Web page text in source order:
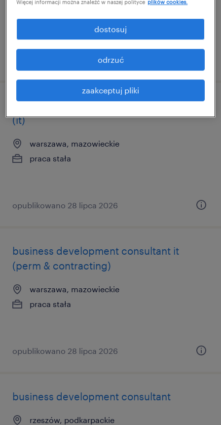
opublikowano 4 sierpnia 2026
junior sales and recruitment consultant
(it)
warszawa, mazowieckie
praca stała
opublikowano 28 lipca 2026
business development consultant it
(perm & contracting)
warszawa, mazowieckie
praca stała
opublikowano 28 lipca 2026
business development consultant
rzeszów, podkarpackie
Więcej informacji można znaleźć w naszej polityce plików cookies.
zaakceptuj pliki
odrzuć
dostosuj